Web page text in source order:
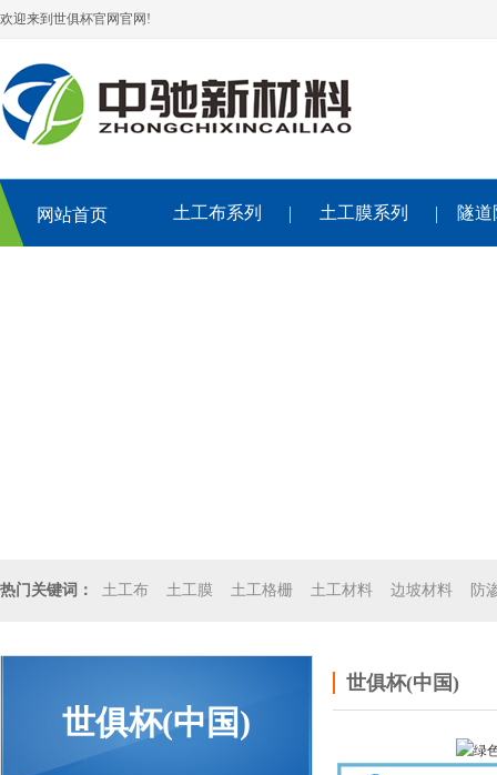
欢迎来到世俱杯官网官网!
网站首页 土工布系列 土工膜系列 隧道
热门关键词： 土工布 土工膜 土工格栅 土工材料 边坡材料 防
世俱杯(中国)
世俱杯(中国)